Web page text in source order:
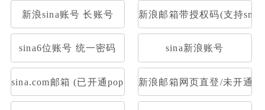
新浪sina账号 长账号 新浪邮箱带授权码(支持
sina6位账号 统一密码 sina新浪账号
sina.com邮箱 (已开通pop/imap&下机老号新开通授权码
新浪邮箱网页直登/未开通